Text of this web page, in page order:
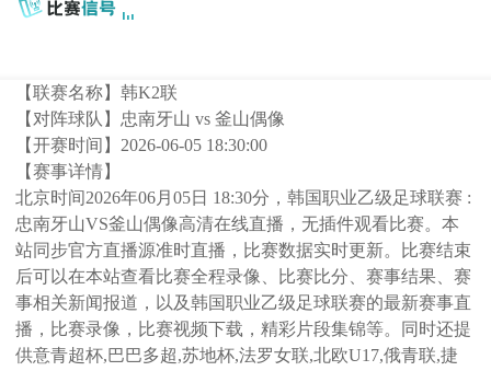
【联赛名称】韩K2联
【对阵球队】 忠南牙山 vs 釜山偶像
【开赛时间】 2026-06-05 18:30:00
【赛事详情】
北京时间2026年06月05日 18:30分，韩国职业乙级足球联赛 :
忠南牙山VS釜山偶像高清在线直播，无插件观看比赛。本
站同步官方直播源准时直播，比赛数据实时更新。比赛结束
后可以在本站查看比赛全程录像、比赛比分、赛事结果、赛
事相关新闻报道，以及韩国职业乙级足球联赛的最新赛事直
播，比赛录像，比赛视频下载，精彩片段集锦等。同时还提
供意青超杯,巴巴多超,苏地杯,法罗女联,北欧U17,俄青联,捷